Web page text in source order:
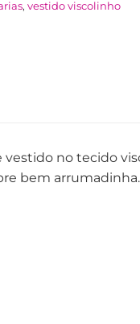
, vestido viscolinho
vestido no tecido
bem arrumadinha.